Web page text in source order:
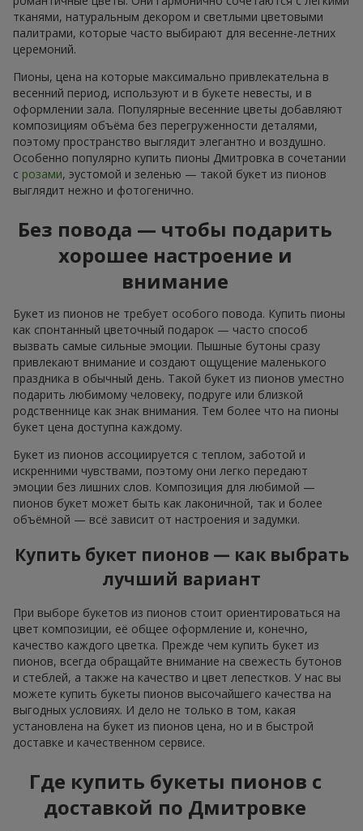
тканями, натуральным декором и светлыми цветовыми
палитрами, которые часто выбирают для весенне-летних
церемоний.
Пионы, цена на которые максимально привлекательна в
весенний период, используют и в букете невесты, и в
оформлении зала. Популярные весенние цветы добавляют
композициям объёма без перегруженности деталями,
поэтому пространство выглядит элегантно и воздушно.
Особенно популярно купить пионы Дмитровка в сочетании
с розами, эустомой и зеленью — такой букет из пионов
выглядит нежно и фотогенично.
Без повода — чтобы подарить
хорошее настроение и
внимание
Букет из пионов не требует особого повода. Купить пионы
как спонтанный цветочный подарок — часто способ
вызвать самые сильные эмоции. Пышные бутоны сразу
привлекают внимание и создают ощущение маленького
праздника в обычный день. Такой букет из пионов уместно
подарить любимому человеку, подруге или близкой
родственнице как знак внимания. Тем более что на пионы
букет цена доступна каждому.
Букет из пионов ассоциируется с теплом, заботой и
искренними чувствами, поэтому они легко передают
эмоции без лишних слов. Композиция для любимой —
пионов букет может быть как лаконичной, так и более
объёмной — всё зависит от настроения и задумки.
Купить букет пионов — как выбрать
лучший вариант
При выборе букетов из пионов стоит ориентироваться на
цвет композиции, её общее оформление и, конечно,
качество каждого цветка. Прежде чем купить букет из
пионов, всегда обращайте внимание на свежесть бутонов
и стеблей, а также на качество и цвет лепестков. У нас вы
можете купить букеты пионов высочайшего качества на
выгодных условиях. И дело не только в том, какая
установлена на букет из пионов цена, но и в быстрой
доставке и качественном сервисе.
Где купить букеты пионов с
доставкой по Дмитровке